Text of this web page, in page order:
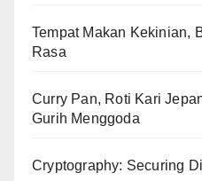
Tempat Makan Kekinian,
Rasa
Curry Pan, Roti Kari
Gurih Menggoda
Cryptography: Securing